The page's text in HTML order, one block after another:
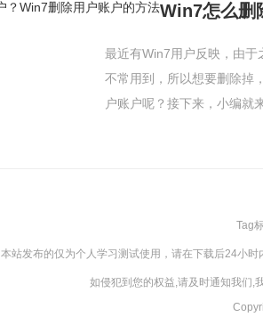
Win7怎么删
最近有Win7用户反映，由
不常用到，所以想要删除掉
户账户呢？接下来，小编就
Tag
本站发布的仅为个人学习测试使用，请在下载后24小
如侵犯到您的权益,请及时通知我们,